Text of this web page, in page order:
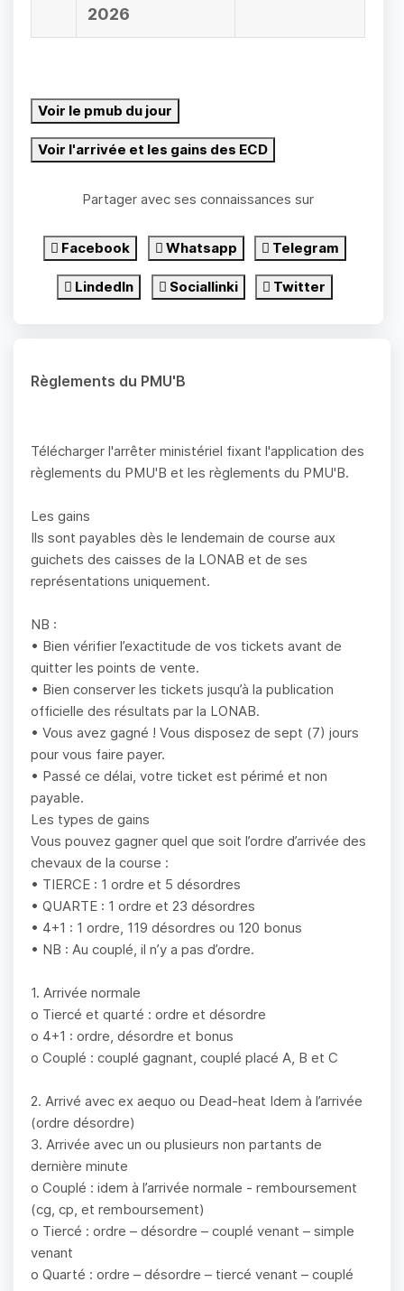
2026
Voir le pmub du jour
Voir l'arrivée et les gains des ECD
Partager avec ses connaissances sur
Facebook Whatsapp Telegram
LindedIn Sociallinki Twitter
Règlements du PMU'B
Télécharger l'arrêter ministériel fixant l'application des
règlements du PMU'B et les règlements du PMU'B.
Les gains
Ils sont payables dès le lendemain de course aux
guichets des caisses de la LONAB et de ses
représentations uniquement.
NB :
• Bien vérifier l’exactitude de vos tickets avant de
quitter les points de vente.
• Bien conserver les tickets jusqu’à la publication
officielle des résultats par la LONAB.
• Vous avez gagné ! Vous disposez de sept (7) jours
pour vous faire payer.
• Passé ce délai, votre ticket est périmé et non
payable.
Les types de gains
Vous pouvez gagner quel que soit l’ordre d’arrivée des
chevaux de la course :
• TIERCE : 1 ordre et 5 désordres
• QUARTE : 1 ordre et 23 désordres
• 4+1 : 1 ordre, 119 désordres ou 120 bonus
• NB : Au couplé, il n’y a pas d’ordre.
1. Arrivée normale
o Tiercé et quarté : ordre et désordre
o 4+1 : ordre, désordre et bonus
o Couplé : couplé gagnant, couplé placé A, B et C
2. Arrivé avec ex aequo ou Dead-heat Idem à l’arrivée
(ordre désordre)
3. Arrivée avec un ou plusieurs non partants de
dernière minute
o Couplé : idem à l’arrivée normale - remboursement
(cg, cp, et remboursement)
o Tiercé : ordre – désordre – couplé venant – simple
venant
o Quarté : ordre – désordre – tiercé venant – couplé